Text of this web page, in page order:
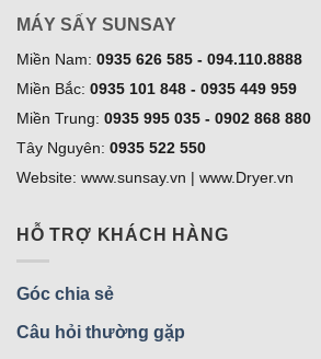
MÁY SẤY SUNSAY
Miền Nam: 0935 626 585 - 094.110.8888
Miền Bắc: 0935 101 848 - 0935 449 959
Miền Trung: 0935 995 035 - 0902 868 880
Tây Nguyên: 0935 522 550
Website: www.sunsay.vn | www.Dryer.vn
HỖ TRỢ KHÁCH HÀNG
Góc chia sẻ
Câu hỏi thường gặp